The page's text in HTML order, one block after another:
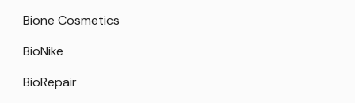
Bione Cosmetics
BioNike
BioRepair